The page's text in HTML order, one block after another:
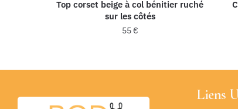
Top corset beige à col bénitier ruché
sur les côtés
55€
Liens